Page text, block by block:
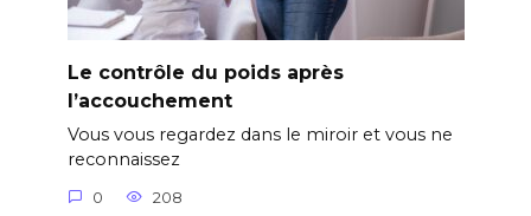
Le contrôle du poids après
l’accouchement
Vous vous regardez dans le miroir et vous ne
reconnaissez
0 208